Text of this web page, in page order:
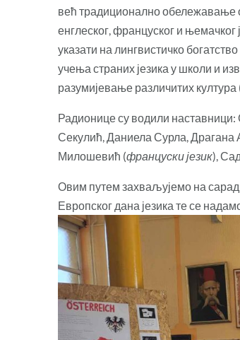
већ традиционално обележавање
енглеског, француског и
указати на лингвистичко
учења страних језика у школи и
разумијевање различитих
Радионице су водили
Секулић, Даниела Сурла, Драгана
Милошевић (француски језик),
Овим путем захваљујемо на
Европског дана језика те се